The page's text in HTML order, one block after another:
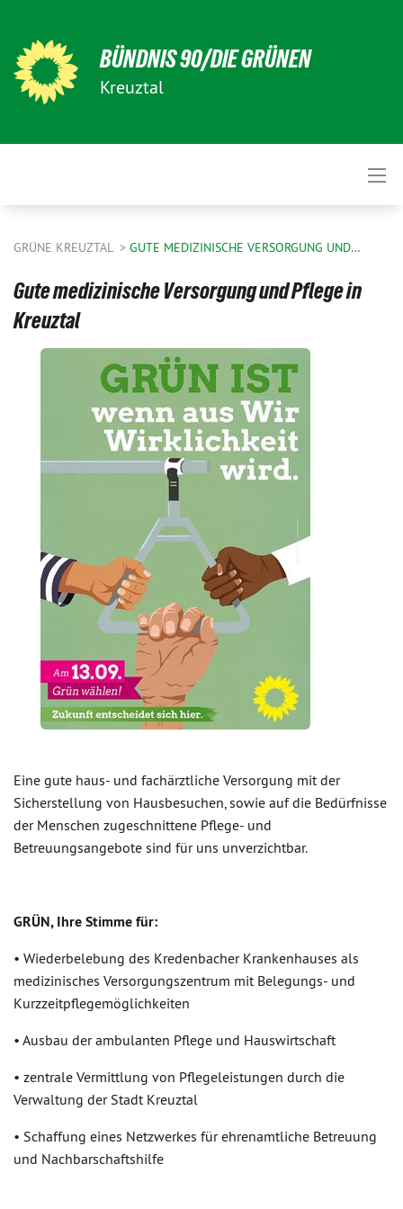
BÜNDNIS 90/DIE GRÜNEN
Kreuztal
GRÜNE KREUZTAL GUTE MEDIZINISCHE VERSORGUNG UND…
Gute medizinische Versorgung und Pflege in
Kreuztal
Eine gute haus- und fachärztliche Versorgung mit der
Sicherstellung von Hausbesuchen, sowie auf die Bedürfnisse
der Menschen zugeschnittene Pflege- und
Betreuungsangebote sind für uns unverzichtbar.
GRÜN, Ihre Stimme für:
• Wiederbelebung des Kredenbacher Krankenhauses als
medizinisches Versorgungszentrum mit Belegungs- und
Kurzzeitpflegemöglichkeiten
• Ausbau der ambulanten Pflege und Hauswirtschaft
• zentrale Vermittlung von Pflegeleistungen durch die
Verwaltung der Stadt Kreuztal
• Schaffung eines Netzwerkes für ehrenamtliche Betreuung
und Nachbarschaftshilfe